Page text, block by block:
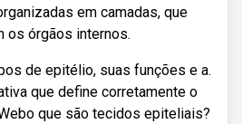
em camadas, que
os órgãos internos.
de epitélio, suas funções e a.
que define corretamente o
que são tecidos epiteliais?